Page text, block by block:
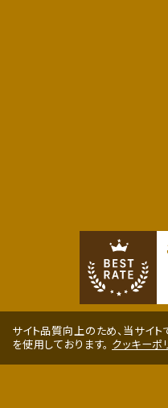
サイト品質向上のため、当サイ
を使用しております。 クッキーポ